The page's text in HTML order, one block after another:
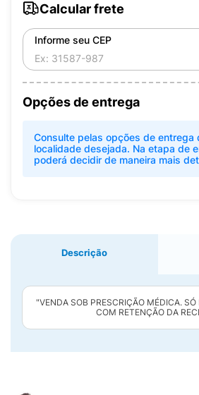
Calcular frete
Informe seu CEP
Opções de entrega
Consulte pelas opções de entrega
localidade desejada. Na etapa de
poderá decidir de maneira mais
Descrição
"VENDA SOB PRESCRIÇÃO MÉDICA. SÓ
COM RETENÇÃO DA